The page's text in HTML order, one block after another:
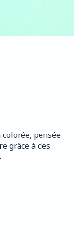
pensée
grâce à des